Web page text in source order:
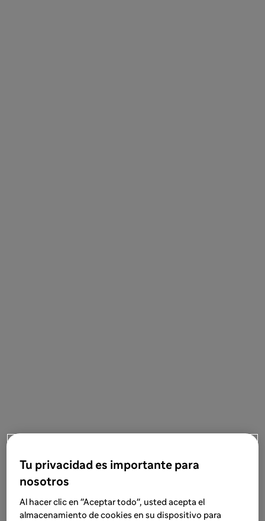
Tu privacidad es importante para
nosotros
Al hacer clic en "Aceptar todo", usted acepta el
almacenamiento de cookies en su dispositivo para